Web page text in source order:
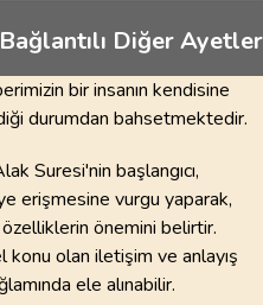
Diğer Ayetler
bir insanın kendisine
durumdan bahsetmektedir.
Suresi'nin başlangıcı,
erişmesine vurgu yaparak,
önemini belirtir.
olan iletişim ve anlayış
ele alınabilir.